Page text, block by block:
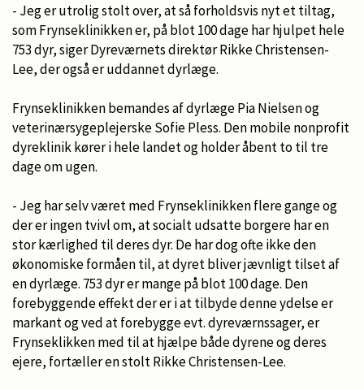
- Jeg er utrolig stolt over, at så forholdsvis nyt et tiltag,
som Frynseklinikken er, på blot 100 dage har hjulpet hele
753 dyr, siger Dyreværnets direktør Rikke Christensen-
Lee, der også er uddannet dyrlæge.
Frynseklinikken bemandes af dyrlæge Pia Nielsen og
veterinærsygeplejerske Sofie Pless. Den mobile nonprofit
dyreklinik kører i hele landet og holder åbent to til tre
dage om ugen.
- Jeg har selv været med Frynseklinikken flere gange og
der er ingen tvivl om, at socialt udsatte borgere har en
stor kærlighed til deres dyr. De har dog ofte ikke den
økonomiske formåen til, at dyret bliver jævnligt tilset af
en dyrlæge. 753 dyr er mange på blot 100 dage. Den
forebyggende effekt der er i at tilbyde denne ydelse er
markant og ved at forebygge evt. dyreværnssager, er
Frynseklikken med til at hjælpe både dyrene og deres
ejere, fortæller en stolt Rikke Christensen-Lee.